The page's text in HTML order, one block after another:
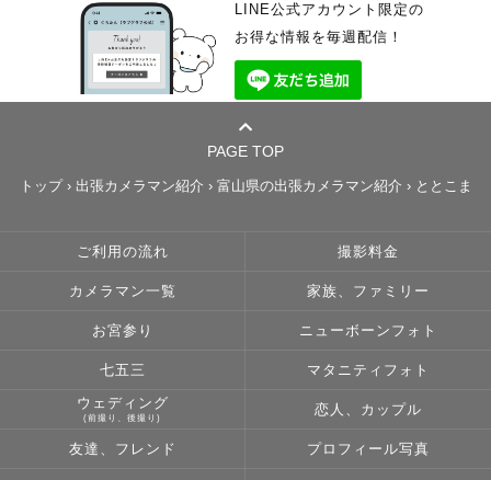
LINE公式アカウント限定の
お得な情報を毎週配信！
PAGE TOP
トップ› 出張カメラマン紹介 › 富山県の出張カメラマン紹介 › ととこま
ご利用の流れ 撮影料金
カメラマン一覧 家族、ファミリー
お宮参り ニューボーンフォト
七五三 マタニティフォト
ウェディング
(前撮り、後撮り)
恋人、カップル
友達、フレンド プロフィール写真